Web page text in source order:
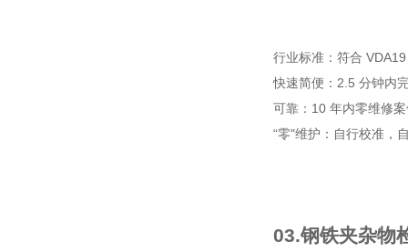
行业标准：符合
快速简便：2.5 分钟内
可靠：10 年内零维修
“零"维护：自行校准，
03.钢铁夹杂物